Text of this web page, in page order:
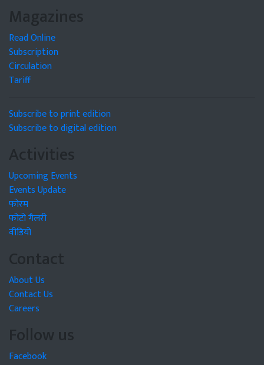
Magazines
Read Online
Subscription
Circulation
Tariff
Subscribe to print edition
Subscribe to digital edition
Activities
Upcoming Events
Events Update
फोरम
फोटो गैलरी
वीडियो
Contact
About Us
Contact Us
Careers
Follow us
Facebook